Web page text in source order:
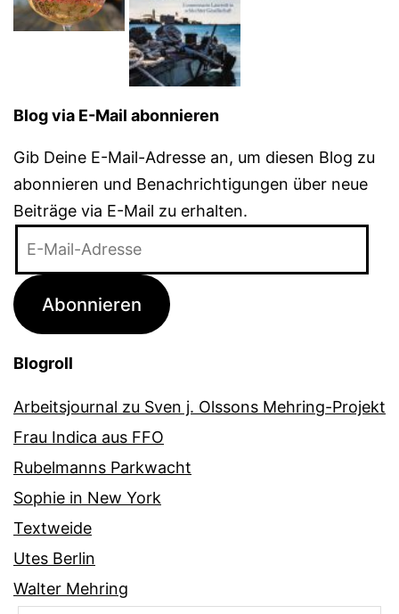
Blog via E-Mail abonnieren
Gib Deine E-Mail-Adresse an, um diesen Blog zu
abonnieren und Benachrichtigungen über neue
Beiträge via E-Mail zu erhalten.
Adresse
Abonnieren
Blogroll
Arbeitsjournal zu Sven j. Olssons Mehring-Projekt
Frau Indica aus FFO
Rubelmanns Parkwacht
Sophie in New York
Textweide
Utes Berlin
Walter Mehring